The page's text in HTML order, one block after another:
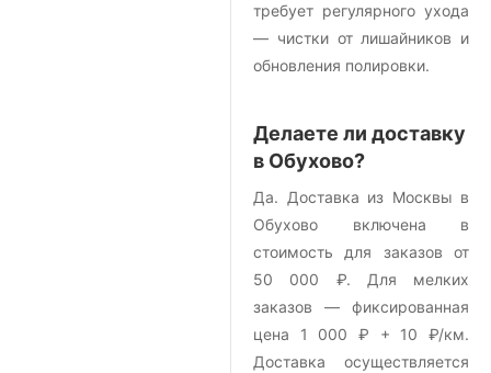
требует регулярного ухода
— чистки от лишайников и
обновления полировки.
Делаете ли доставку
в Обухово?
Да. Доставка из Москвы в
Обухово включена в
стоимость для заказов от
50 000 ₽. Для мелких
заказов — фиксированная
цена 1 000 ₽ + 10 ₽/км.
Доставка осуществляется